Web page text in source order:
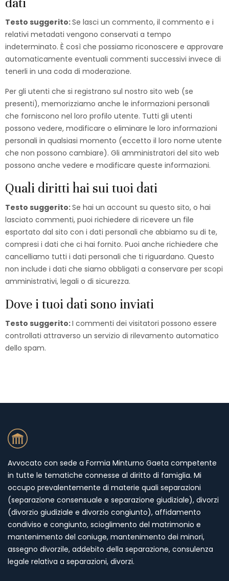
Testo suggerito:Se lasci un commento, il commento e i
relativi metadati vengono conservati a tempo
indeterminato. È così che possiamo riconoscere e approvare
automaticamente eventuali commenti successivi invece di
tenerli in una coda di moderazione.
Per gli utenti che si registrano sul nostro sito web (se
presenti), memorizziamo anche le informazioni personali
che forniscono nel loro profilo utente. Tutti gli utenti
possono vedere, modificare o eliminare le loro informazioni
personali in qualsiasi momento (eccetto il loro nome utente
che non possono cambiare). Gli amministratori del sito web
possono anche vedere e modificare queste informazioni.
Quali diritti hai sui tuoi dati
Testo suggerito:Se hai un account su questo sito, o hai
lasciato commenti, puoi richiedere di ricevere un file
esportato dal sito con i dati personali che abbiamo su di te,
compresi i dati che ci hai fornito. Puoi anche richiedere che
cancelliamo tutti i dati personali che ti riguardano. Questo
non include i dati che siamo obbligati a conservare per scopi
amministrativi, legali o di sicurezza.
Dove i tuoi dati sono inviati
Testo suggerito:I commenti dei visitatori possono essere
controllati attraverso un servizio di rilevamento automatico
dello spam.
Avvocato con sede a Formia Minturno Gaeta competente
in tutte le tematiche connesse al diritto di famiglia. Mi
occupo prevalentemente di materie quali separazioni
(separazione consensuale e separazione giudiziale), divorzi
(divorzio giudiziale e divorzio congiunto), affidamento
condiviso e congiunto, scioglimento del matrimonio e
mantenimento del coniuge, mantenimento dei minori,
assegno divorzile, addebito della separazione, consulenza
legale relativa a separazioni, divorzi.